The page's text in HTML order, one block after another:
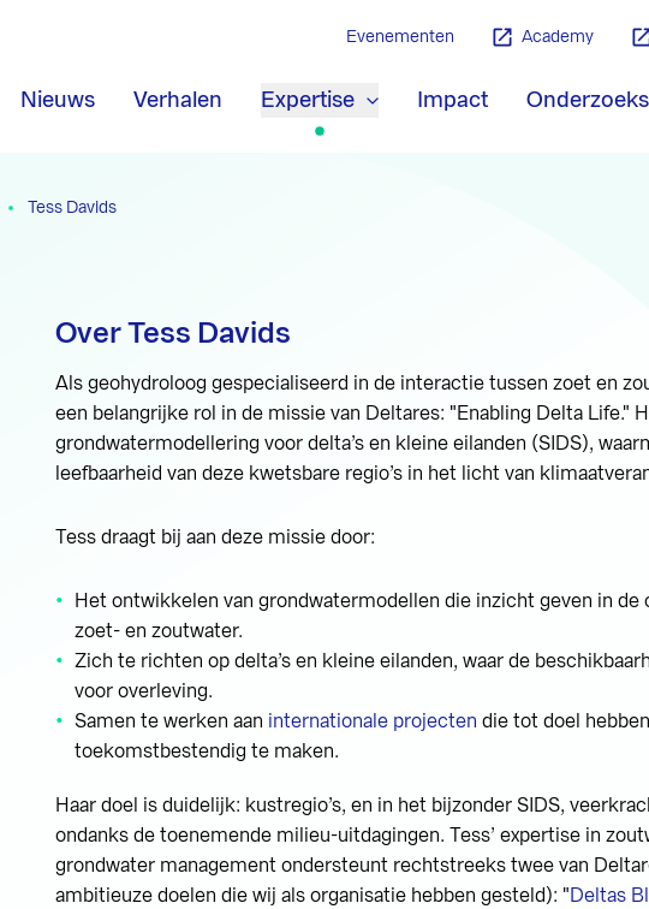
Nieuws Verhalen Expertise Impact
Evenementen Academy
Tess Davids
Over Tess Davids
Als geohydroloog gespecialiseerd in de interactie tussen zoet en
een belangrijke rol in de missie van Deltares: "Enabling Delta Life."
grondwatermodellering voor delta’s en kleine eilanden (SIDS),
leefbaarheid van deze kwetsbare regio’s in het licht van
Tess draagt bij aan deze missie door:
Het ontwikkelen van grondwatermodellen die inzicht geven in
zoet- en zoutwater.
Zich te richten op delta’s en kleine eilanden, waar de
voor overleving.
Samen te werken aan internationale projecten die tot doel
toekomstbestendig te maken.
Haar doel is duidelijk: kustregio’s, en in het bijzonder SIDS,
ondanks de toenemende milieu-uitdagingen. Tess’ expertise in
grondwater management ondersteunt rechtstreeks twee van
ambitieuze doelen die wij als organisatie hebben gesteld): " Deltas